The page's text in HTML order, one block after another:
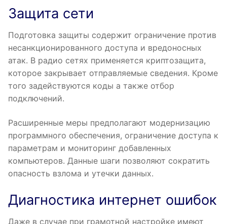
Защита сети
Подготовка защиты содержит ограничение против
несанкционированного доступа и вредоносных
атак. В радио сетях применяется криптозащита,
которое закрывает отправляемые сведения. Кроме
того задействуются коды а также отбор
подключений.
Расширенные меры предполагают модернизацию
программного обеспечения, ограничение доступа к
параметрам и мониторинг добавленных
компьютеров. Данные шаги позволяют сократить
опасность взлома и утечки данных.
Диагностика интернет ошибок
Даже в случае при грамотной настройке имеют